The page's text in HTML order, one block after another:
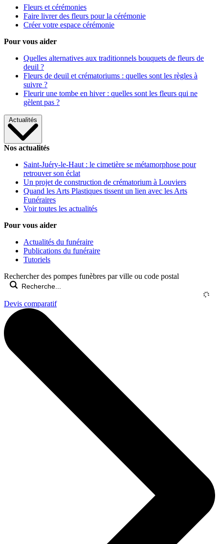
Fleurs et cérémonies
Faire livrer des fleurs pour la cérémonie
Créer votre espace cérémonie
Pour vous aider
Quelles alternatives aux traditionnels bouquets de fleurs de
deuil ?
Fleurs de deuil et crématoriums : quelles sont les règles à
suivre ?
Fleurir une tombe en hiver : quelles sont les fleurs qui ne
gèlent pas ?
Actualités
Nos actualités
Saint-Juéry-le-Haut : le cimetière se métamorphose pour
retrouver son éclat
Un projet de construction de crématorium à Louviers
Quand les Arts Plastiques tissent un lien avec les Arts
Funéraires
Voir toutes les actualités
Pour vous aider
Actualités du funéraire
Publications du funéraire
Tutoriels
Rechercher des pompes funèbres par ville ou code postal
Devis comparatif